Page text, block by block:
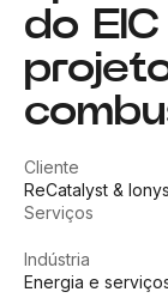
do
Cliente
ReCatalyst &
Serviços
Indústria
Energia e